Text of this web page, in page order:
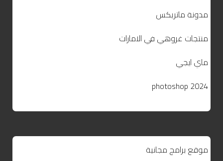
مدونة ماتريكس
منتجات غروهي في الامارات
ماي ايجي
photoshop 2024
موقع برامج مجانية